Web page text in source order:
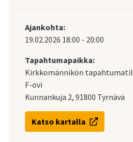
Ajankohta:
19.02.2026 18:00 - 20:00
Tapahtumapaikka:
Kirkkomännikön
F-ovi
Kunnankuja 2, 91800 Tyrnävä
Katso kartalla